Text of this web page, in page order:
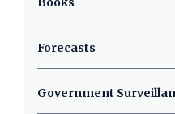
Forecasts
Government